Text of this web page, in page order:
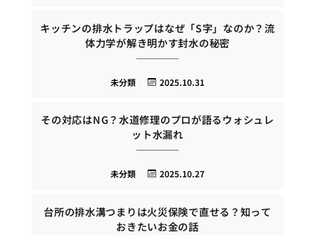
キッチンの排水トラップはなぜ「S字」なのか？流
体力学が解き明かす封水の秘密
2025.10.31
未分類
その対応はNG？水道修理のプロが語るウォシュレ
ット水漏れ
2025.10.27
未分類
台所の排水溝つまりは火災保険で直せる？知って
おきたいお金の話